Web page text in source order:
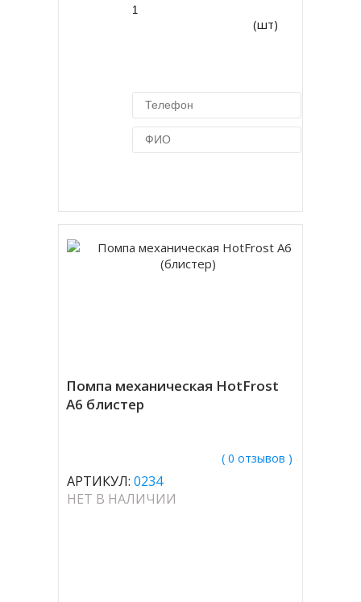
(шт)
Помпа механическая HotFrost
A6 блистер
( 0 отзывов )
АРТИКУЛ: 0234
НЕТ В НАЛИЧИИ